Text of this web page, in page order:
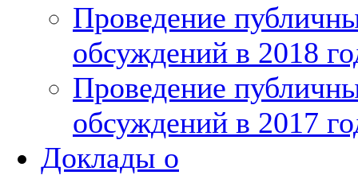
Проведение
обсуждений в 2018
Проведение
обсуждений в 2017
Доклады о